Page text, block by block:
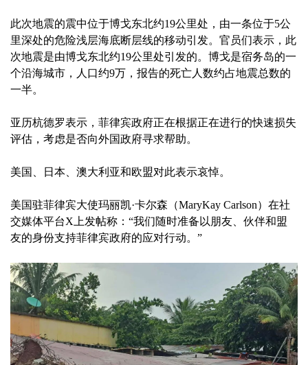
此次地震的震中位于博戈东北约19公里处，由一条位于5公
里深处的危险浅层海底断层线的移动引发。官员们表示，此
次地震是由博戈东北约19公里处引发的。博戈是宿务岛的一
个沿海城市，人口约9万，报告的死亡人数约占地震总数的
一半。
亚历杭德罗表示，菲律宾政府正在根据正在进行的快速损失
评估，考虑是否向外国政府寻求帮助。
美国、日本、澳大利亚和欧盟对此表示哀悼。
美国驻菲律宾大使玛丽凯·卡尔森（MaryKay Carlson）在社
交媒体平台X上发帖称：“我们随时准备以朋友、伙伴和盟
友的身份支持菲律宾政府的应对行动。”